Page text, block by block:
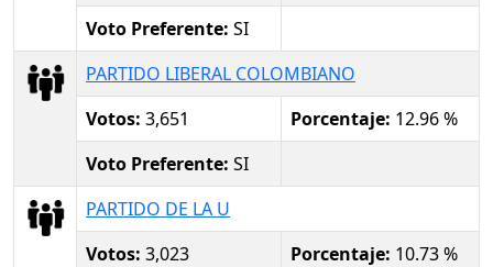
Voto Preferente: SI
PARTIDO LIBERAL COLOMBIANO
Votos: 3,651 Porcentaje: 12.96 %
Voto Preferente: SI
PARTIDO DE LA U
Votos: 3,023 Porcentaje: 10.73 %